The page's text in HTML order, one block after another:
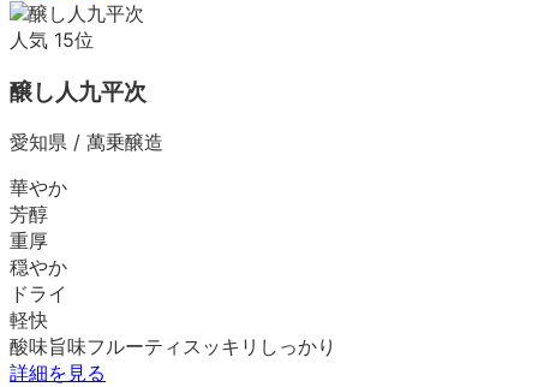
人気 15位
醸し人九平次
愛知県 / 萬乗醸造
華やか
芳醇
重厚
穏やか
ドライ
軽快
酸味旨味フルーティ スッキリ しっかり
詳細を見る